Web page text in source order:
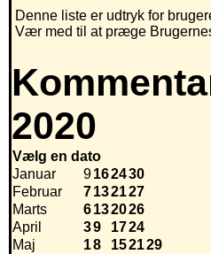
Denne liste er udtryk for
Vær med til at præge
2020
Vælg en dato
Januar
9162430
Februar
7132127
Marts
6132026
April
39 1724
Maj
18 152129